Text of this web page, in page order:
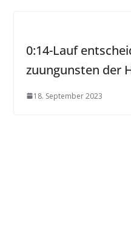
0:14-Lauf
zuungunsten der
18. September 2023